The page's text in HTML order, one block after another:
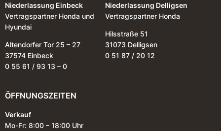
Niederlassung Einbeck
Vertragspartner Honda und
Hyundai
Altendorfer Tor 25 – 27
37574 Einbeck
0 55 61 / 93 13 – 0
Niederlassung Delligsen
Vertragspartner Honda
Hilsstraße 51
31073 Delligsen
0 51 87 / 20 12
ÖFFNUNGSZEITEN
Verkauf
Mo-Fr: 8:00 – 18:00 Uhr